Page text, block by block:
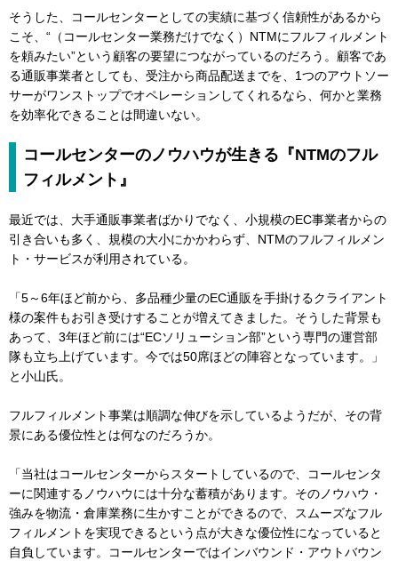
そうした、コールセンターとしての実績に基づく信頼性があるから
こそ、“（コールセンター業務だけでなく）NTMにフルフィルメント
を頼みたい”という顧客の要望につながっているのだろう。顧客であ
る通販事業者としても、受注から商品配送までを、1つのアウトソー
サーがワンストップでオペレーションしてくれるなら、何かと業務
を効率化できることは間違いない。
コールセンターのノウハウが生きる『NTMのフル
フィルメント』
最近では、大手通販事業者ばかりでなく、小規模のEC事業者からの
引き合いも多く、規模の大小にかかわらず、NTMのフルフィルメン
ト・サービスが利用されている。
「5～6年ほど前から、多品種少量のEC通販を手掛けるクライアント
様の案件もお引き受けすることが増えてきました。そうした背景も
あって、3年ほど前には“ECソリューション部”という専門の運営部
隊も立ち上げています。今では50席ほどの陣容となっています。」
と小山氏。
フルフィルメント事業は順調な伸びを示しているようだが、その背
景にある優位性とは何なのだろうか。
「当社はコールセンターからスタートしているので、コールセンタ
ーに関連するノウハウには十分な蓄積があります。そのノウハウ・
強みを物流・倉庫業務に生かすことができるので、スムーズなフル
フィルメントを実現できるという点が大きな優位性になっていると
自負しています。コールセンターではインバウンド・アウトバウン